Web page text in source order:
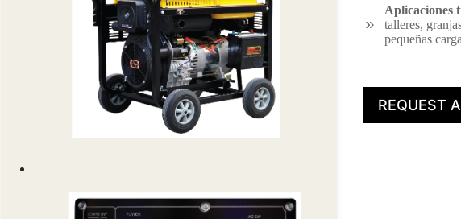
Aplicaciones
talleres,
pequeñas
REQUEST